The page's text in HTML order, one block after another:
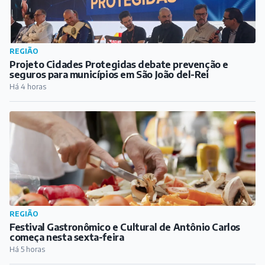
REGIÃO
Projeto Cidades Protegidas debate prevenção e
seguros para municípios em São João del-Rei
Há 4 horas
REGIÃO
Festival Gastronômico e Cultural de Antônio Carlos
começa nesta sexta-feira
Há 5 horas